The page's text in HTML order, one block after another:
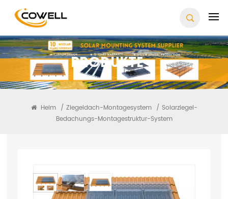
Produkte
Heim / Ziegeldach-Montagesystem / Solarziegel-
Bedachungs-Montagestruktur-System